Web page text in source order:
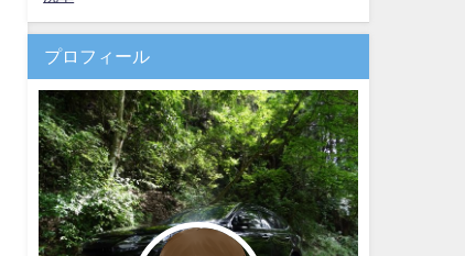
プロフィール